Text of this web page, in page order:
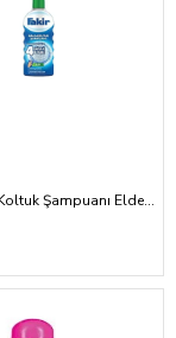
Fakir Halı&Koltuk Şampuanı Elde 1000ml